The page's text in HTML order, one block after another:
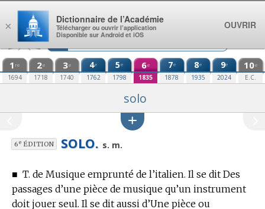
Aller au contenu
1 re
1694
2e
1718
3e
1740
4e
1762
5e
1798
6e
1835
7e
1878
8e
1935
9e
2024
10e
E.C.
solo
6eÉDITION SOLO. s. m.
■ T. de Musique emprunté de l’italien. Il se dit Des
passages d’une pièce de musique qu’un instrument
doit jouer seul. Il se dit aussi d’Une pièce ou
×
Dictionnaire de l’Académie
Télécharger ou ouvrir l’application
Disponible sur Android et iOS
OUVRIR